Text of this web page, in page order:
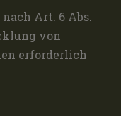
Art. 6 Abs.
von
erforderlich